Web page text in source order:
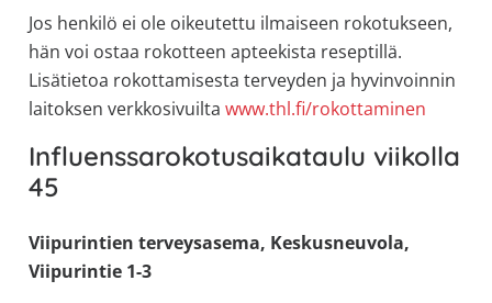
Jos henkilö ei ole oikeutettu ilmaiseen rokotukseen,
hän voi ostaa rokotteen apteekista reseptillä.
Lisätietoa rokottamisesta terveyden ja hyvinvoinnin
laitoksen verkkosivuilta www.thl.fi/rokottaminen
Influenssarokotusaikataulu viikolla
45
Viipurintien terveysasema, Keskusneuvola,
Viipurintie 1-3